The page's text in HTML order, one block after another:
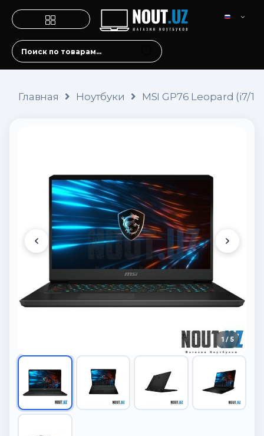
Главная Ноутбуки MSI GP76 Leopard (i7/
1 / 5